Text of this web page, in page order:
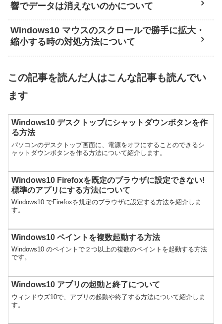
響でデータは消えないのかについて
Windows10 マウスのスクロールで勝手に拡大・
縮小する時の対処方法について
この記事を読んだ人はこんな記事も読んでい
ます
Windows10 デスクトップにシャットダウンボタンを作
る方法
パソコンのデスクトップ画面に、電源をオフにすることのできるシ
ャットダウンボタンを作る方法について紹介します。
Windows10 Firefoxを既定のブラウザに設定できない!
標準のアプリにする方法について
Windows10 でFirefoxを規定のブラウザに設定する方法を紹介しま
す。
Windows10 ペイントを複数起動する方法
Windows10 のペイントで２つ以上の複数のペイントを起動する方法
です。
Windows10 アプリの起動と終了について
ウィンドウズ10で、アプリの起動や終了する方法について紹介しま
す。